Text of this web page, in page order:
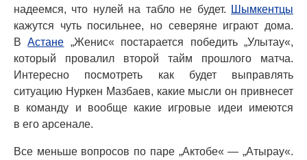
надеемся, что нулей на табло не будет.
Шымкентцы
кажутся чуть посильнее, но северяне играют дома.
ВАстане „Женис« постарается победить „Улытау«,
который провалил второй тайм прошлого матча.
Интересно посмотреть как будет выправлять
ситуацию Нуркен Мазбаев, какие мысли он привнесет
в команду и вообще какие игровые идеи имеются
в его арсенале.
Все меньше вопросов по паре „Актобе« — „Атырау«.